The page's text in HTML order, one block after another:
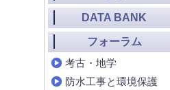
DATA BANK
フォーラム
考古・地学
防水工事と環境保護